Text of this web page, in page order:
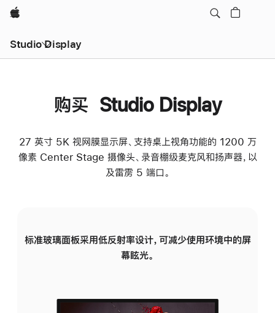
Apple
Studio Display
购买 Studio Display
27 英寸 5K 视网膜显示屏、支持桌上视角功能的 1200 万
像素 Center Stage 摄像头、录音棚级麦克风和扬声器，以
及雷雳 5 端口。
标准玻璃面板采用低反射率设计，可减少使用环境中的屏
幕眩光。